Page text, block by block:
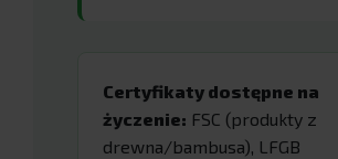
Certyfikaty dostępne na
życzenie: FSC (produkty z
drewna/bambusa), LFGB